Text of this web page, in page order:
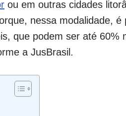
ou em outras cidades
nessa modalidade, é
que podem ser até 60%
a JusBrasil.